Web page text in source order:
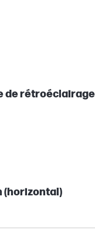
de rétroéclairage
(horizontal)